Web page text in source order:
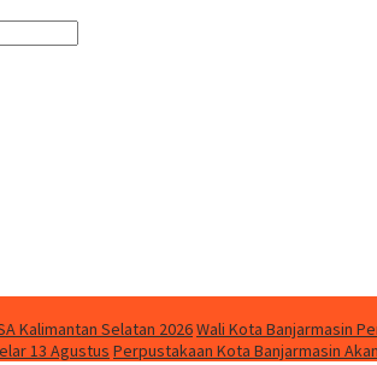
Kalimantan Selatan 2026Wali Kota Banjarmasin
13 Agustus Perpustakaan Kota Banjarmasin